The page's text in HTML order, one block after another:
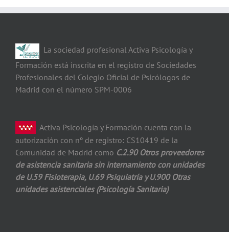
La sociedad profesional Activa Psicología y
Formación está inscrita en el registro de Sociedades
Profesionales del Colegio Oficial de Psicólogos de
Madrid con el número SPM-0006
Activa Psicología y Formación cuenta con la
autorización con nº de registro: CS10419 de la
Comunidad de Madrid como C.2.90 Otros proveedores
de asistencia sanitaria sin internamiento con unidades
de U.59 Fisioterapia, U.69 Psiquiatría y U.900 Otras
unidades asistenciales (Psicología Sanitaria)